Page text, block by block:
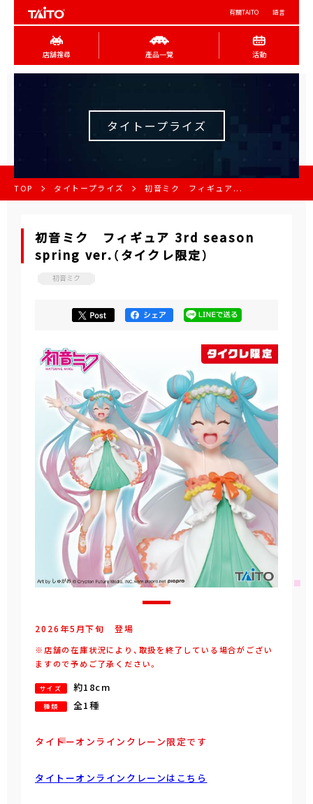
有關TAITO 語言
店舖搜尋 產品一覽 活動
タイトープライズ
TOP タイトープライズ 初音ミク フィギュア...
初音ミク フィギュア 3rd season
spring ver.（タイクレ限定）
初音ミク
2026年5 月下旬 登場
※店舗の在庫状況により、取扱を終了している場合がござい
ますので予めご了承ください。
サイズ 約18cm
種類 全1種
タイトーオンラインクレーン限定です
タイトーオンラインクレーンはこちら